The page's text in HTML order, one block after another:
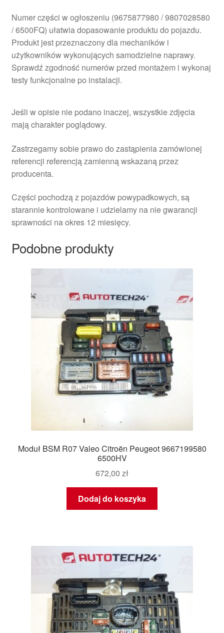
Numer części w ogłoszeniu (9675877980 / 9807028580
/ 6500FQ) ułatwia dopasowanie produktu do pojazdu.
Produkt jest przeznaczony dla mechaników i
użytkowników wykonujących samodzielne naprawy.
Sprawdź zgodność numerów przed montażem i wykonaj
testy funkcjonalne po instalacji.
Jeśli w opisie nie podano inaczej, wszystkie zdjęcia
mają charakter poglądowy.
Zastrzegamy sobie prawo do zastąpienia zamówionej
referencji referencją zamienną wskazaną przez
producenta.
Części pochodzą z pojazdów powypadkowych, są
starannie kontrolowane i udzielamy na nie gwarancji
sprawności na okres 12 miesięcy.
Podobne produkty
Moduł BSM R07 Valeo Citroën Peugeot 9667199580
6500HV
672,00 zł
Dodaj do koszyka